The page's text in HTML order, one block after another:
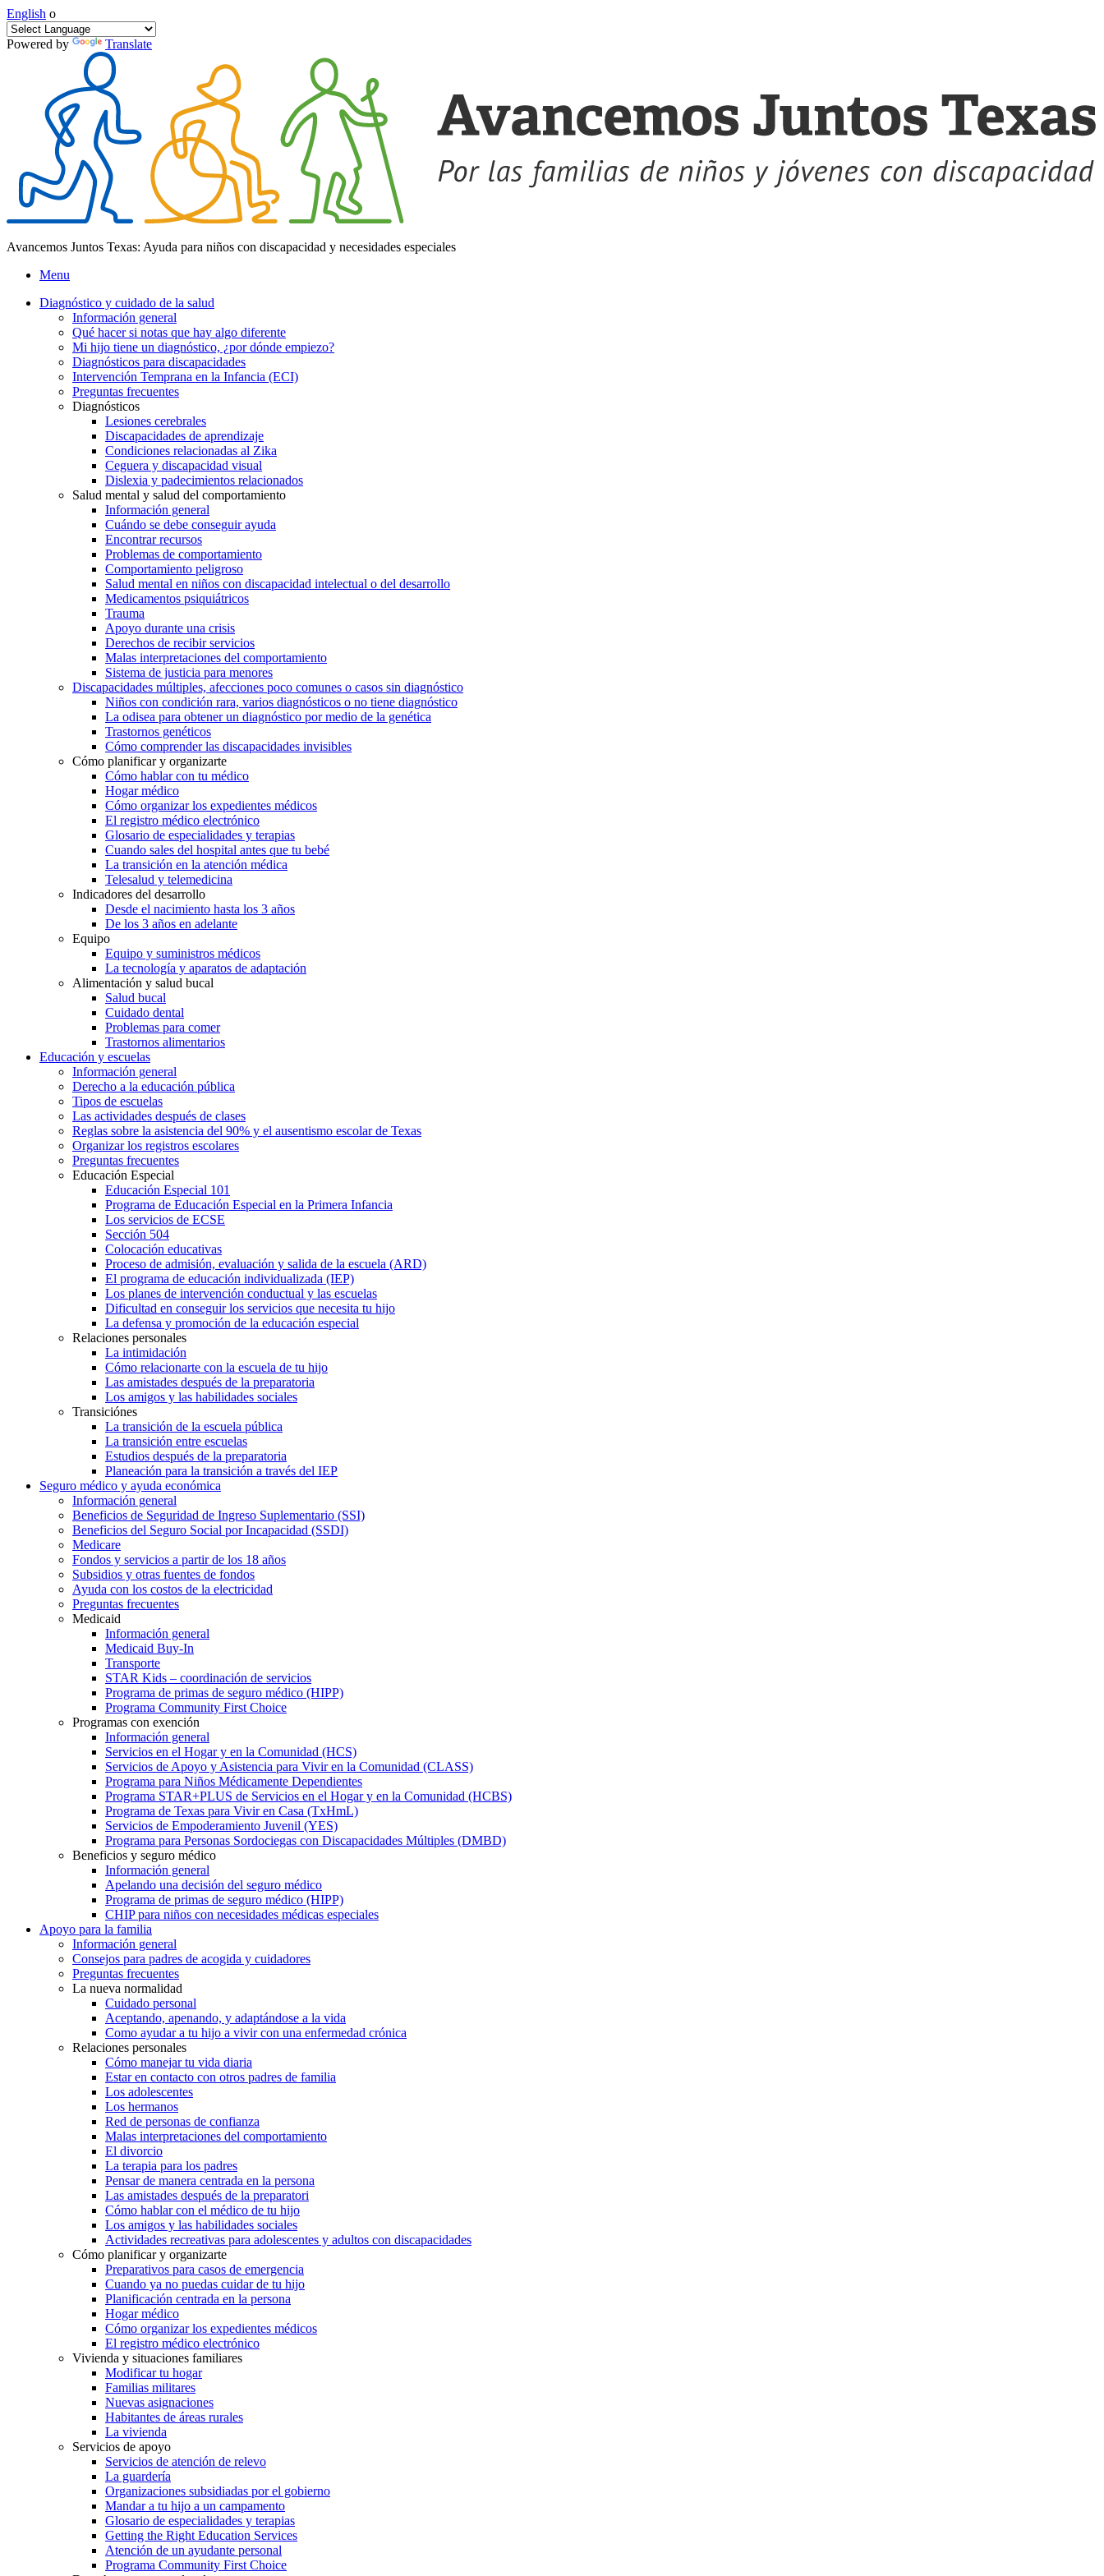
English o
Powered by Translate
Avancemos Juntos Texas: Ayuda para niños con discapacidad y necesidades especiales
Menu
Diagnóstico y cuidado de la salud
Información general
Qué hacer si notas que hay algo diferente
Mi hijo tiene un diagnóstico, ¿por dónde empiezo?
Diagnósticos para discapacidades
Intervención Temprana en la Infancia (ECI)
Preguntas frecuentes
Diagnósticos
Lesiones cerebrales
Discapacidades de aprendizaje
Condiciones relacionadas al Zika
Ceguera y discapacidad visual
Dislexia y padecimientos relacionados
Salud mental y salud del comportamiento
Información general
Cuándo se debe conseguir ayuda
Encontrar recursos
Problemas de comportamiento
Comportamiento peligroso
Salud mental en niños con discapacidad intelectual o del desarrollo
Medicamentos psiquiátricos
Trauma
Apoyo durante una crisis
Derechos de recibir servicios
Malas interpretaciones del comportamiento
Sistema de justicia para menores
Discapacidades múltiples, afecciones poco comunes o casos sin diagnóstico
Niños con condición rara, varios diagnósticos o no tiene diagnóstico
La odisea para obtener un diagnóstico por medio de la genética
Trastornos genéticos
Cómo comprender las discapacidades invisibles
Cómo planificar y organizarte
Cómo hablar con tu médico
Hogar médico
Cómo organizar los expedientes médicos
El registro médico electrónico
Glosario de especialidades y terapias
Cuando sales del hospital antes que tu bebé
La transición en la atención médica
Telesalud y telemedicina
Indicadores del desarrollo
Desde el nacimiento hasta los 3 años
De los 3 años en adelante
Equipo
Equipo y suministros médicos
La tecnología y aparatos de adaptación
Alimentación y salud bucal
Salud bucal
Cuidado dental
Problemas para comer
Trastornos alimentarios
Educación y escuelas
Información general
Derecho a la educación pública
Tipos de escuelas
Las actividades después de clases
Reglas sobre la asistencia del 90% y el ausentismo escolar de Texas
Organizar los registros escolares
Preguntas frecuentes
Educación Especial
Educación Especial 101
Programa de Educación Especial en la Primera Infancia
Los servicios de ECSE
Sección 504
Colocación educativas
Proceso de admisión, evaluación y salida de la escuela (ARD)
El programa de educación individualizada (IEP)
Los planes de intervención conductual y las escuelas
Dificultad en conseguir los servicios que necesita tu hijo
La defensa y promoción de la educación especial
Relaciones personales
La intimidación
Cómo relacionarte con la escuela de tu hijo
Las amistades después de la preparatoria
Los amigos y las habilidades sociales
Transiciónes
La transición de la escuela pública
La transición entre escuelas
Estudios después de la preparatoria
Planeación para la transición a través del IEP
Seguro médico y ayuda económica
Información general
Beneficios de Seguridad de Ingreso Suplementario (SSI)
Beneficios del Seguro Social por Incapacidad (SSDI)
Medicare
Fondos y servicios a partir de los 18 años
Subsidios y otras fuentes de fondos
Ayuda con los costos de la electricidad
Preguntas frecuentes
Medicaid
Información general
Medicaid Buy-In
Transporte
STAR Kids – coordinación de servicios
Programa de primas de seguro médico (HIPP)
Programa Community First Choice
Programas con exención
Información general
Servicios en el Hogar y en la Comunidad (HCS)
Servicios de Apoyo y Asistencia para Vivir en la Comunidad (CLASS)
Programa para Niños Médicamente Dependientes
Programa STAR+PLUS de Servicios en el Hogar y en la Comunidad (HCBS)
Programa de Texas para Vivir en Casa (TxHmL)
Servicios de Empoderamiento Juvenil (YES)
Programa para Personas Sordociegas con Discapacidades Múltiples (DMBD)
Beneficios y seguro médico
Información general
Apelando una decisión del seguro médico
Programa de primas de seguro médico (HIPP)
CHIP para niños con necesidades médicas especiales
Apoyo para la familia
Información general
Consejos para padres de acogida y cuidadores
Preguntas frecuentes
La nueva normalidad
Cuidado personal
Aceptando, apenando, y adaptándose a la vida
Como ayudar a tu hijo a vivir con una enfermedad crónica
Relaciones personales
Cómo manejar tu vida diaria
Estar en contacto con otros padres de familia
Los adolescentes
Los hermanos
Red de personas de confianza
Malas interpretaciones del comportamiento
El divorcio
La terapia para los padres
Pensar de manera centrada en la persona
Las amistades después de la preparatori
Cómo hablar con el médico de tu hijo
Los amigos y las habilidades sociales
Actividades recreativas para adolescentes y adultos con discapacidades
Cómo planificar y organizarte
Preparativos para casos de emergencia
Cuando ya no puedas cuidar de tu hijo
Planificación centrada en la persona
Hogar médico
Cómo organizar los expedientes médicos
El registro médico electrónico
Vivienda y situaciones familiares
Modificar tu hogar
Familias militares
Nuevas asignaciones
Habitantes de áreas rurales
La vivienda
Servicios de apoyo
Servicios de atención de relevo
La guardería
Organizaciones subsidiadas por el gobierno
Mandar a tu hijo a un campamento
Glosario de especialidades y terapias
Getting the Right Education Services
Atención de un ayudante personal
Programa Community First Choice